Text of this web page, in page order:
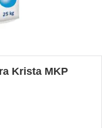
Krista MKP